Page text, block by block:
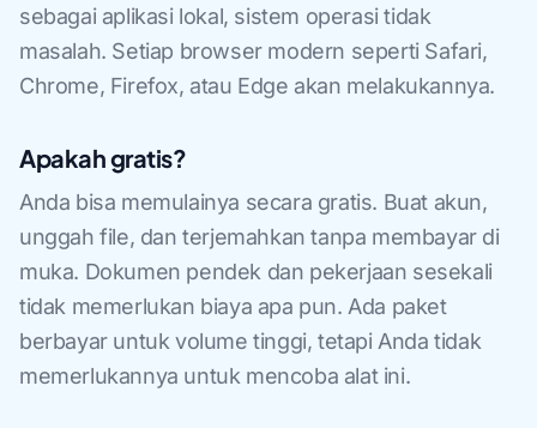
sebagai aplikasi lokal, sistem operasi tidak
masalah. Setiap browser modern seperti Safari,
Chrome, Firefox, atau Edge akan melakukannya.
Apakah gratis?
Anda bisa memulainya secara gratis. Buat akun,
unggah file, dan terjemahkan tanpa membayar di
muka. Dokumen pendek dan pekerjaan sesekali
tidak memerlukan biaya apa pun. Ada paket
berbayar untuk volume tinggi, tetapi Anda tidak
memerlukannya untuk mencoba alat ini.